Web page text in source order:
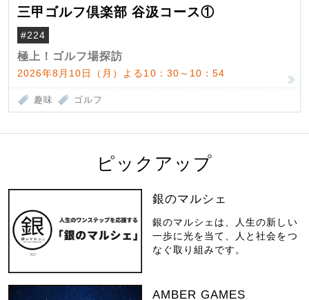
三甲ゴルフ倶楽部 谷汲コース①
#224
極上！ゴルフ場探訪
2026年8月10日（月）よる10：30～10：54
趣味 ゴルフ
ピックアップ
銀のマルシェ
銀のマルシェは、人生の新しい
一歩に光を当て、人と社会をつ
なぐ取り組みです。
AMBER GAMES